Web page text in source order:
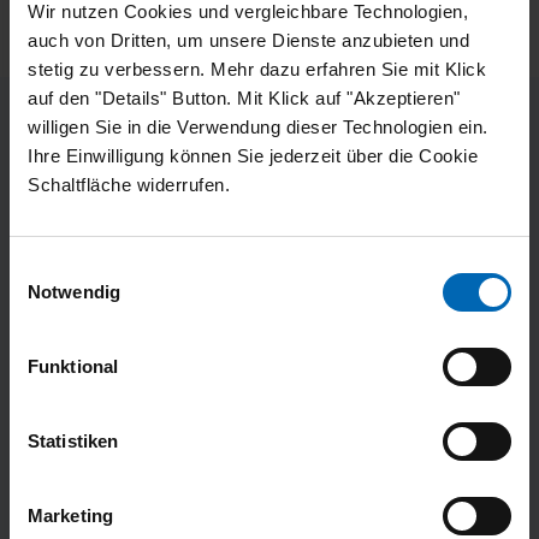
Wir nutzen Cookies und vergleichbare Technologien,
auch von Dritten, um unsere Dienste anzubieten und
stetig zu verbessern. Mehr dazu erfahren Sie mit Klick
auf den "Details" Button. Mit Klick auf "Akzeptieren"
willigen Sie in die Verwendung dieser Technologien ein.
Ihre Einwilligung können Sie jederzeit über die Cookie
Schaltfläche widerrufen.
Notwendig
Funktional
Statistiken
Marketing
Ein strukturiertes Gespräch mit Ihrem
Ansprechpartner bei DHS – klar, verständlich,
relevant.
Beratung & Kontakt
Als ungebundener Versicherungsmakler beraten wir
Gewerbe- und Industrieunternehmen aus den
von unserer jahrzehntelangen Erfahrung sowie dem
persönlich.
Beratungstermin vereinbaren